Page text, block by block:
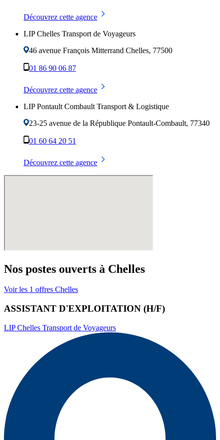
Découvrez cette agence
LIP Chelles Transport de Voyageurs
46 avenue François Mitterrand Chelles, 77500
01 86 90 06 87
Découvrez cette agence
LIP Pontault Combault Transport & Logistique
23-25 avenue de la République Pontault-Combault, 77340
01 60 64 20 51
Découvrez cette agence
Nos postes ouverts à Chelles
Voir les 1 offres Chelles
ASSISTANT D'EXPLOITATION (H/F)
LIP Chelles Transport de Voyageurs